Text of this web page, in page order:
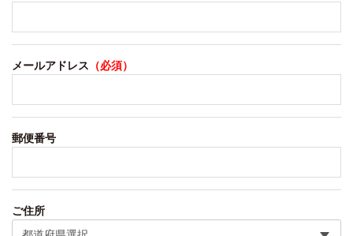
メールアドレス （必須）
郵便番号
ご住所